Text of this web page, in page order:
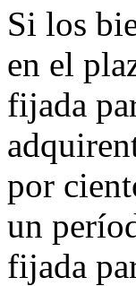
Si los
en el
fijada
por
un
fijada